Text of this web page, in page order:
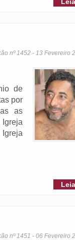
nº 1452 - 13 Fevereiro
de
por
as
Igreja
Igreja
nº 1451 - 06 Fevereiro